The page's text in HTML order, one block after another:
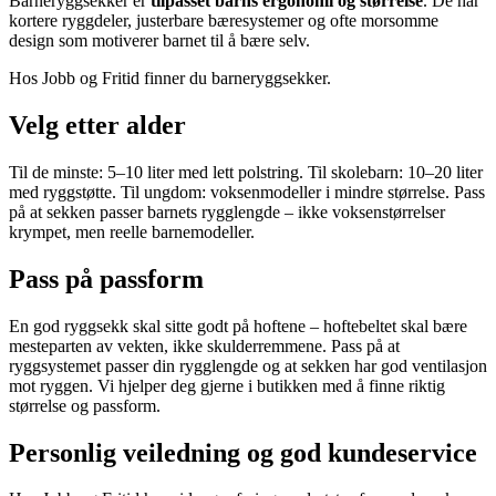
kortere ryggdeler, justerbare bæresystemer og ofte morsomme
design som motiverer barnet til å bære selv.
Hos Jobb og Fritid finner du barneryggsekker.
Velg etter alder
Til de minste: 5–10 liter med lett polstring. Til skolebarn: 10–20 liter
med ryggstøtte. Til ungdom: voksenmodeller i mindre størrelse. Pass
på at sekken passer barnets rygglengde – ikke voksenstørrelser
krympet, men reelle barnemodeller.
Pass på passform
En god ryggsekk skal sitte godt på hoftene – hoftebeltet skal bære
mesteparten av vekten, ikke skulderremmene. Pass på at
ryggsystemet passer din rygglengde og at sekken har god ventilasjon
mot ryggen. Vi hjelper deg gjerne i butikken med å finne riktig
størrelse og passform.
Personlig veiledning og god kundeservice